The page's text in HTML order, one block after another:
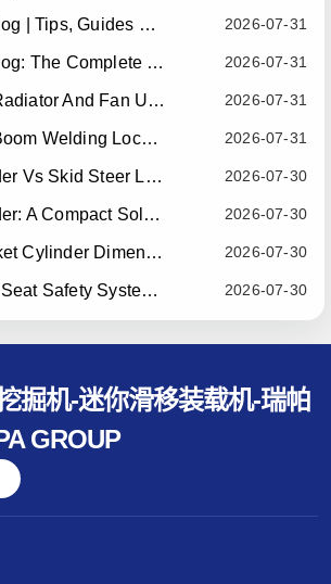
2026-07-31
Wheel Loader Blog | Tips, Guides & Attachments
2026-07-31
Wheel Loader Blog: The Complete Guide To Wheel Loaders For Construction, Agriculture, And Material Handling
2026-07-31
RIPPA RS06-3 Radiator And Fan Upgrade — Effective July 10, 2026
2026-07-31
RIPPA RS06-3 Boom Welding Locating Bar Optimization — Effective July 15, 2026
2026-07-30
Mini Wheel Loader Vs Skid Steer Loader: Which Compact Machine Is Better For Your Business?
2026-07-30
Mini Wheel Loader: A Compact Solution For Efficient Material Handling
2026-07-30
RIPPA R10 Bucket Cylinder Dimension Optimization — Effective July 15, 2026
2026-07-30
RIPPA R10/R06 Seat Safety System Upgrade — Effective July 22, 2026
掘机-迷你滑移装载机-瑞帕
GROUP